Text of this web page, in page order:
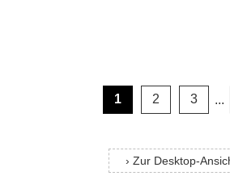
1 2 3
› Zur Desktop-